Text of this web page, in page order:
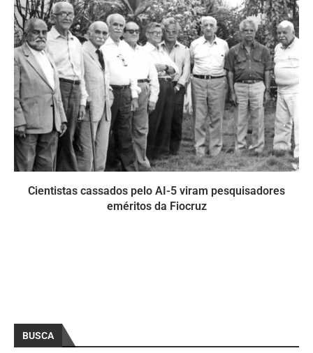
Cientistas cassados pelo AI-5 viram pesquisadores
eméritos da Fiocruz
BUSCA